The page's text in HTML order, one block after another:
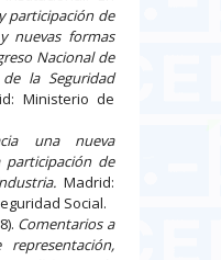
participación de
nuevas formas
Nacional de
la Seguridad
Ministerio de
una nueva
participación de
Madrid:
Social.
Comentarios a